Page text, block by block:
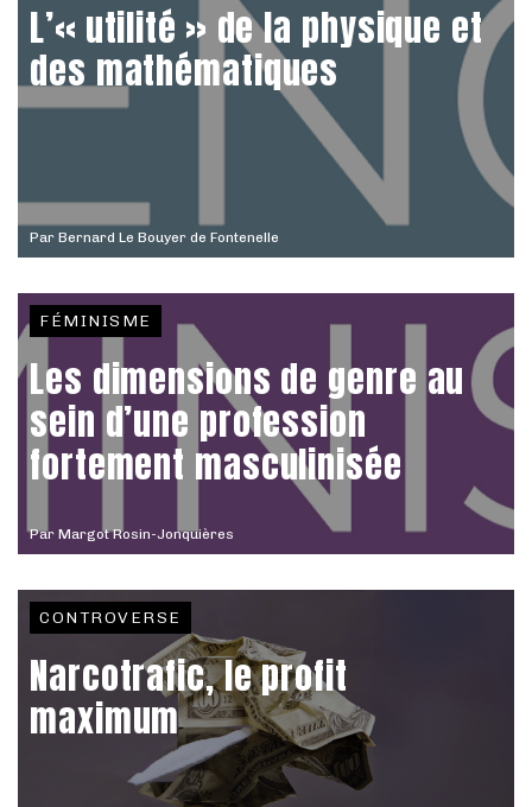
Par Bernard Le Bouyer de Fontenelle
L’« utilité » de la physique et
des mathématiques
Par Margot Rosin-Jonquières
FÉMINISME
Les dimensions de genre au
sein d’une profession
fortement masculinisée
CONTROVERSE
Narcotrafic, le profit
maximum